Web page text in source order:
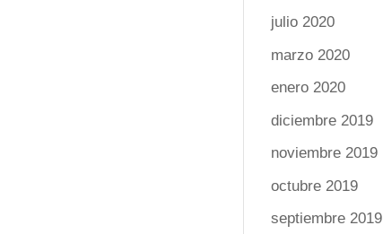
julio 2020
marzo 2020
enero 2020
diciembre 2019
noviembre 2019
octubre 2019
septiembre 2019